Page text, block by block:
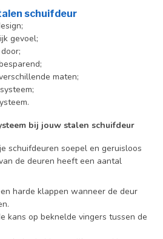
schuifdeur
gevoel;
maten;
bij jouw stalen schuifdeur
schuifdeuren soepel en geruisloos
de deuren heeft een aantal
harde klappen wanneer de deur
kans op beknelde vingers tussen de